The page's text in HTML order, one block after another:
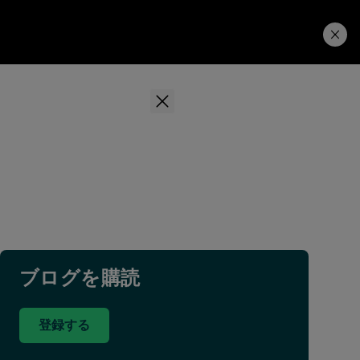
ブログを購読
登録する